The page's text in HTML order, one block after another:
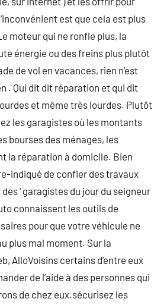
est que cela est plus
moteur qui ne ronfle plus, la
énergie ou des freins plus plutôt
de vol en vacances, rien n’est
. Qui dit dit réparation et qui dit
et même très lourdes. Plutôt
les garagistes où les montants
bourses des ménages, les
la réparation à domicile. Bien
indiqué de confier des travaux
‘ garagistes du jour du seigneur
connaissent les outils de
pour que votre véhicule ne
plus mal moment. Sur la
AlloVoisins certains d’entre eux
de l’aide à des personnes qui
de chez eux.sécurisez les